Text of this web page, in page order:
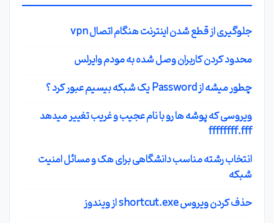
جلوگیری از قطع شدن اینترنت هنگام اتصال vpn
محدود کردن کاربران وصل شده به مودم وایرلس
چطور میشه از Password یک شبکه بیسیم عبور کرد ؟
ویروسی که پوشه ها رو با نام عجیب و غریب تغییر میدهد
ffffffff.fff
انتخاب رشته مناسب دانشگاهی برای هک و مسائل امنیت
شبکه
حذف کردن ویروس shortcut.exe از ویندوز